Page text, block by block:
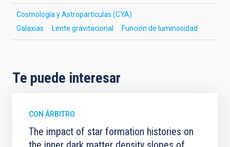
Cosmología y Astropartículas (CYA)
Galaxias
Lente gravitacional Función de luminosidad
Te puede interesar
CON ÁRBITRO
The impact of star formation histories on